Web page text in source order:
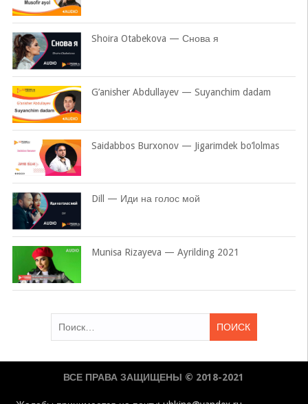
Shoira Otabekova — Снова я
G’anisher Abdullayev — Suyanchim dadam
Saidabbos Burxonov — Jigarimdek bo’lolmas
Dill — Иди на голос мой
Munisa Rizayeva — Ayrilding 2021
ВСЕ ПРАВА ЗАЩИЩЕНЫ © 2018-2021